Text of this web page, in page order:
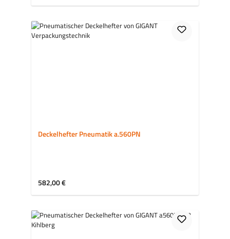
Deckelhefter Pneumatik a.560PN
Regulärer Preis:
582,00 €